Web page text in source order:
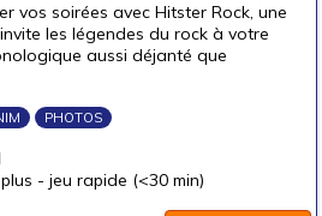
vos soirées avec Hitster Rock, une
les légendes du rock à votre
aussi déjanté que
PHOTOS
- jeu rapide (<30 min)